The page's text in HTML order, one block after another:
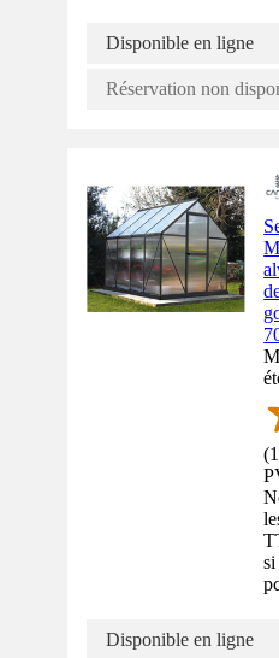
Disponible en ligne
Réservation non
(
si
Disponible en ligne